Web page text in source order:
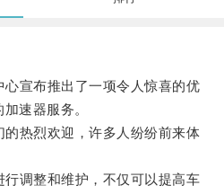
宣布推出了一项令人惊喜的优
速器服务。
热烈欢迎，许多人纷纷前来体
调整和维护，不仅可以提高车